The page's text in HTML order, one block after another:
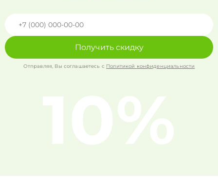
Получить скидку
Отправляя, Вы соглашаетесь с Политикой конфиденциальности
10%